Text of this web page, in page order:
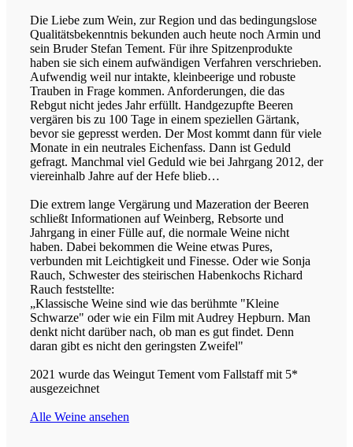
Die Liebe zum Wein, zur Region und das bedingungslose
Qualitätsbekenntnis bekunden auch heute noch Armin und
sein Bruder Stefan Tement. Für ihre Spitzenprodukte
haben sie sich einem aufwändigen Verfahren verschrieben.
Aufwendig weil nur intakte, kleinbeerige und robuste
Trauben in Frage kommen. Anforderungen, die das
Rebgut nicht jedes Jahr erfüllt. Handgezupfte Beeren
vergären bis zu 100 Tage in einem speziellen Gärtank,
bevor sie gepresst werden. Der Most kommt dann für viele
Monate in ein neutrales Eichenfass. Dann ist Geduld
gefragt. Manchmal viel Geduld wie bei Jahrgang 2012, der
viereinhalb Jahre auf der Hefe blieb…
Die extrem lange Vergärung und Mazeration der Beeren
schließt Informationen auf Weinberg, Rebsorte und
Jahrgang in einer Fülle auf, die normale Weine nicht
haben. Dabei bekommen die Weine etwas Pures,
verbunden mit Leichtigkeit und Finesse. Oder wie Sonja
Rauch, Schwester des steirischen Habenkochs Richard
Rauch feststellte:
„Klassische Weine sind wie das berühmte "Kleine
Schwarze" oder wie ein Film mit Audrey Hepburn. Man
denkt nicht darüber nach, ob man es gut findet. Denn
daran gibt es nicht den geringsten Zweifel"
2021 wurde das Weingut Tement vom Fallstaff mit 5*
ausgezeichnet
Alle Weine ansehen